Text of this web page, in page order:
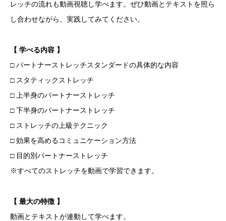
レッチの流れも動画視聴し学べます。ぜひ動画とテキストを照ら
し合わせながら、実践してみてください。
【 学べる内容 】
□ パートナーストレッチスタンダードの具体的な内容
□ スタティックストレッチ
□ 上半身のパートナーストレッチ
□ 下半身のパートナーストレッチ
□ ストレッチの上級テクニック
□ 効果を高めるコミュニケーション方法
□ 目的別パートナーストレッチ
※すべてのストレッチを動画で学習できます。
【 最大の特徴 】
動画とテキストが連動して学べます。